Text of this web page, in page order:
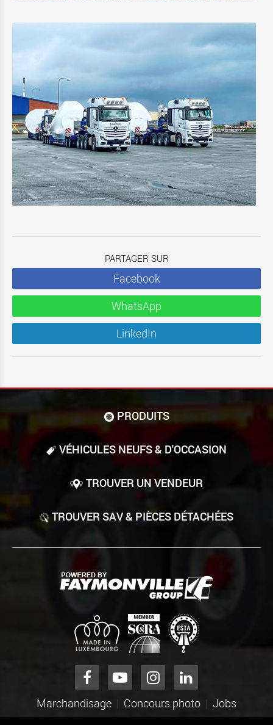
PARTAGER SUR
Facebook
WhatsApp
LinkedIn
PRODUITS
VÉHICULES NEUFS & D'OCCASION
TROUVER UN VENDEUR
TROUVER SAV & PIÈCES DÉTACHÉES
Marchandisage Concours photo Jobs